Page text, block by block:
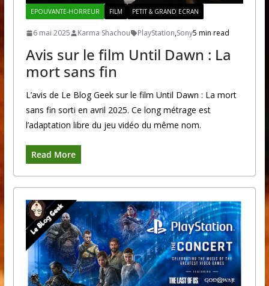
EPOUVANTE-HORREUR FILM PETIT & GRAND ECRAN
6 mai 2025 Karma Shachou PlayStation,Sony5 min read
Avis sur le film Until Dawn : La
mort sans fin
L’avis de Le Blog Geek sur le film Until Dawn : La mort
sans fin sorti en avril 2025. Ce long métrage est
l’adaptation libre du jeu vidéo du même nom.
Read More